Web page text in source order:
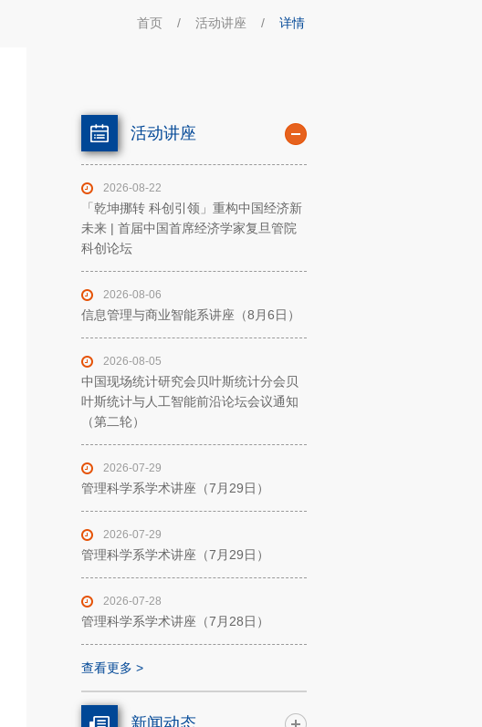
首页 / 活动讲座 / 详情
活动讲座
2026-08-22
「乾坤挪转 科创引领」重构中国经济新
未来 | 首届中国首席经济学家复旦管院
科创论坛
2026-08-06
信息管理与商业智能系讲座（8月6日）
2026-08-05
中国现场统计研究会贝叶斯统计分会贝
叶斯统计与人工智能前沿论坛会议通知
（第二轮）
2026-07-29
管理科学系学术讲座（7月29日）
2026-07-29
管理科学系学术讲座（7月29日）
2026-07-28
管理科学系学术讲座（7月28日）
查看更多 >
新闻动态